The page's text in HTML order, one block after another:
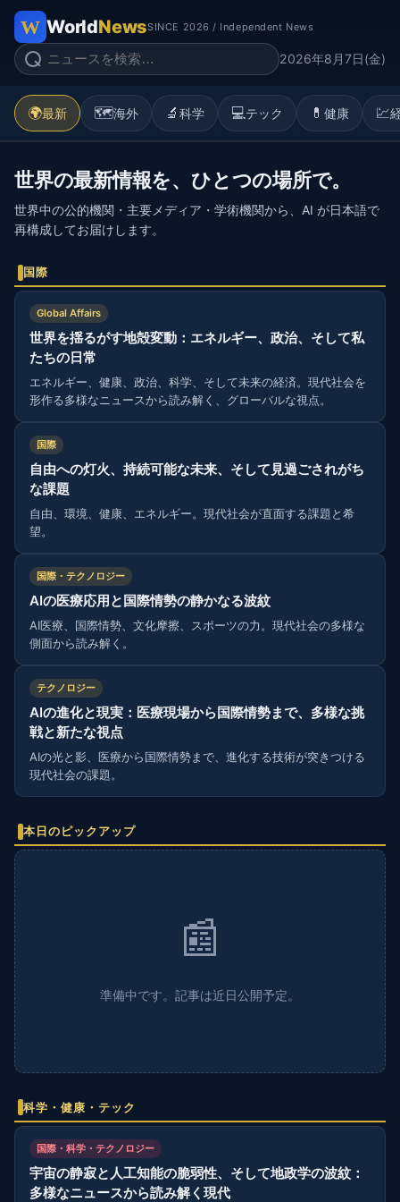
WorldNewsSINCE 2026 / Independent News
2026年8月7日(金)
🌍最新 🗺️海外 🔬 科学 💻テック 💊 健康 💹
世界の最新情報を、ひとつの場所で。
世界中の公的機関・主要メディア・学術機関から、AI が日本語で
再構成してお届けします。
国際
Global Affairs
世界を揺るがす地殻変動：エネルギー、政治、そして私
たちの日常
エネルギー、健康、政治、科学、そして未来の経済。現代社会を
形作る多様なニュースから読み解く、グローバルな視点。
国際
自由への灯火、持続可能な未来、そして見過ごされがち
な課題
自由、環境、健康、エネルギー。現代社会が直面する課題と希
望。
国際・テクノロジー
AIの医療応用と国際情勢の静かなる波紋
AI医療、国際情勢、文化摩擦、スポーツの力。現代社会の多様な
側面から読み解く。
テクノロジー
AIの進化と現実：医療現場から国際情勢まで、多様な挑
戦と新たな視点
AIの光と影、医療から国際情勢まで、進化する技術が突きつける
現代社会の課題。
本日のピックアップ
📰
準備中です。記事は近日公開予定。
科学・健康・テック
国際・科学・テクノロジー
宇宙の静寂と人工知能の脆弱性、そして地政学の波紋：
多様なニュースから読み解く現代